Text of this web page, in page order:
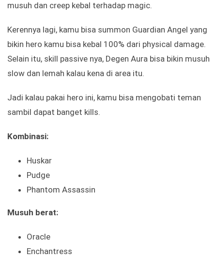
musuh dan creep kebal terhadap magic.
Kerennya lagi, kamu bisa summon Guardian Angel yang
bikin hero kamu bisa kebal 100% dari physical damage.
Selain itu, skill passive nya, Degen Aura bisa bikin musuh
slow dan lemah kalau kena di area itu.
Jadi kalau pakai hero ini, kamu bisa mengobati teman
sambil dapat banget kills.
Kombinasi:
Huskar
Pudge
Phantom Assassin
Musuh berat:
Oracle
Enchantress